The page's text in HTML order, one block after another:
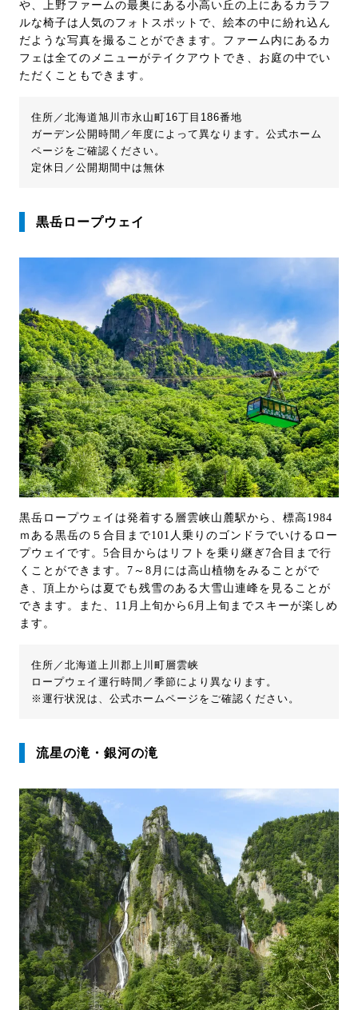
や、上野ファームの最奥にある小高い丘の上にあるカラフ
ルな椅子は人気のフォトスポットで、絵本の中に紛れ込ん
だような写真を撮ることができます。ファーム内にあるカ
フェは全てのメニューがテイクアウトでき、お庭の中でい
ただくこともできます。
住所／北海道旭川市永山町16丁目186番地
ガーデン公開時間／年度によって異なります。公式ホーム
ページをご確認ください。
定休日／公開期間中は無休
黒岳ロープウェイ
黒岳ロープウェイは発着する層雲峡山麓駅から、標高1984
ｍある黒岳の５合目まで101人乗りのゴンドラでいけるロー
プウェイです。5合目からはリフトを乗り継ぎ7合目まで行
くことができます。7～8月には高山植物をみることがで
き、頂上からは夏でも残雪のある大雪山連峰を見ることが
できます。また、11月上旬から6月上旬までスキーが楽しめ
ます。
住所／北海道上川郡上川町層雲峡
ロープウェイ運行時間／季節により異なります。
※運行状況は、公式ホームページをご確認ください。
流星の滝・銀河の滝